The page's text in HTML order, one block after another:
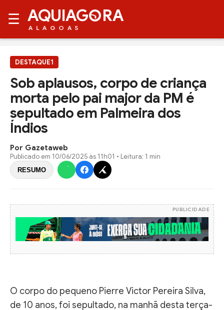
☰ AQUIAG RA
ALAGOAS
DESTAQUE1
Sob aplausos, corpo de criança
morta pelo pai major da PM é
sepultado em Palmeira dos
Índios
Por Gazetaweb
Publicado em 10/06/2025 às 11h01 • Leitura: 1 min
RESUMO
PUBLICIDADE
O corpo do pequeno Pierre Victor Pereira Silva,
de 10 anos, foi sepultado, na manhã desta terça-